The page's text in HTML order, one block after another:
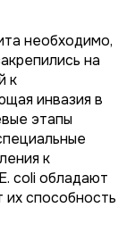
необходимо,
на
к
инвазия в
этапы
к
coli обладают
способность